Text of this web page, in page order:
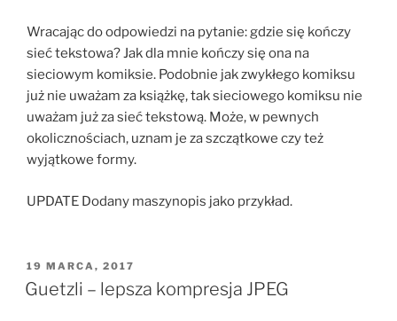
Wracając do odpowiedzi na pytanie: gdzie się kończy
sieć tekstowa? Jak dla mnie kończy się ona na
sieciowym komiksie. Podobnie jak zwykłego komiksu
już nie uważam za książkę, tak sieciowego komiksu nie
uważam już za sieć tekstową. Może, w pewnych
okolicznościach, uznam je za szczątkowe czy też
wyjątkowe formy.
UPDATE Dodany maszynopis jako przykład.
OPUBLIKOWANE
W
19 MARCA, 2017
Guetzli – lepsza kompresja JPEG